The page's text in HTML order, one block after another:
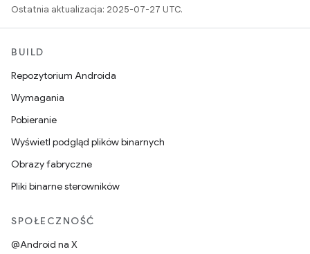
Ostatnia aktualizacja: 2025-07-27 UTC.
BUILD
Repozytorium Androida
Wymagania
Pobieranie
Wyświetl podgląd plików binarnych
Obrazy fabryczne
Pliki binarne sterowników
SPOŁECZNOŚĆ
@Android na X